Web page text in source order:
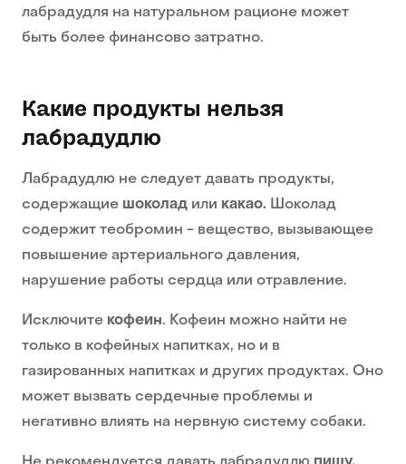
лабрадудля на натуральном рационе может
быть более финансово затратно.
Какие продукты нельзя
лабрадудлю
Лабрадудлю не следует давать продукты,
содержащие шоколад или какао. Шоколад
содержит теобромин - вещество, вызывающее
повышение артериального давления,
нарушение работы сердца или отравление.
Исключите кофеин. Кофеин можно найти не
только в кофейных напитках, но и в
газированных напитках и других продуктах. Оно
может вызвать сердечные проблемы и
негативно влиять на нервную систему собаки.